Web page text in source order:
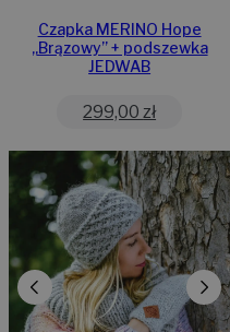
Czapka MERINO Hope
„Brązowy” + podszewka
JEDWAB
299,00 zł